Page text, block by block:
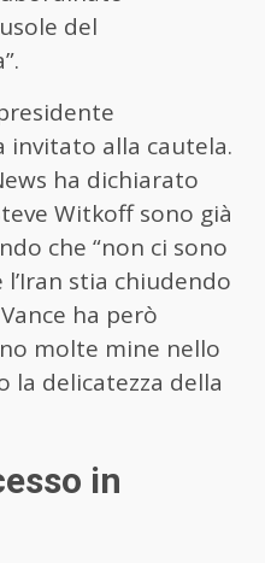
del
invitato alla cautela.
ha dichiarato
Witkoff sono già
che “non ci sono
stia chiudendo
ha però
molte mine nello
la delicatezza della
in